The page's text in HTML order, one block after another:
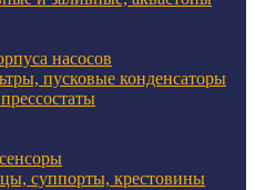
насосов
пусковые конденсаторы
суппорты, крестовины